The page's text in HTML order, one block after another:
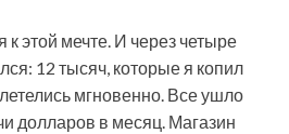
к этой мечте. И через четыре
12 тысяч, которые я копил
мгновенно. Все ушло
долларов в месяц. Магазин